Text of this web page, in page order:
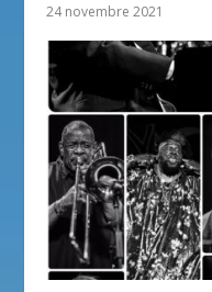
24 novembre 2021